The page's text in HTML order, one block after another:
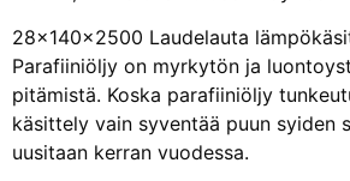
28x140x2500 Laudelauta
Parafiiniöljy on myrkytön ja
pitämistä. Koska parafiiniöljy
käsittely vain syventää puun syiden
uusitaan kerran vuodessa.